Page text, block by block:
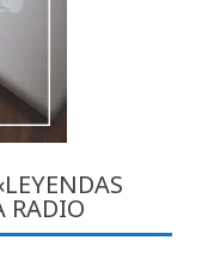
RADIO